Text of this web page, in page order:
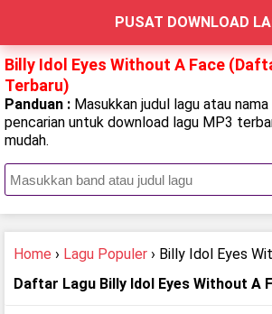
PUSAT DOWNLOAD
Billy Idol Eyes Without A Face
Terbaru)
Panduan : Masukkan judul lagu atau
pencarian untuk download lagu MP3
mudah.
Home › Lagu Populer › Billy Idol Eyes
Daftar Lagu Billy Idol Eyes Without A